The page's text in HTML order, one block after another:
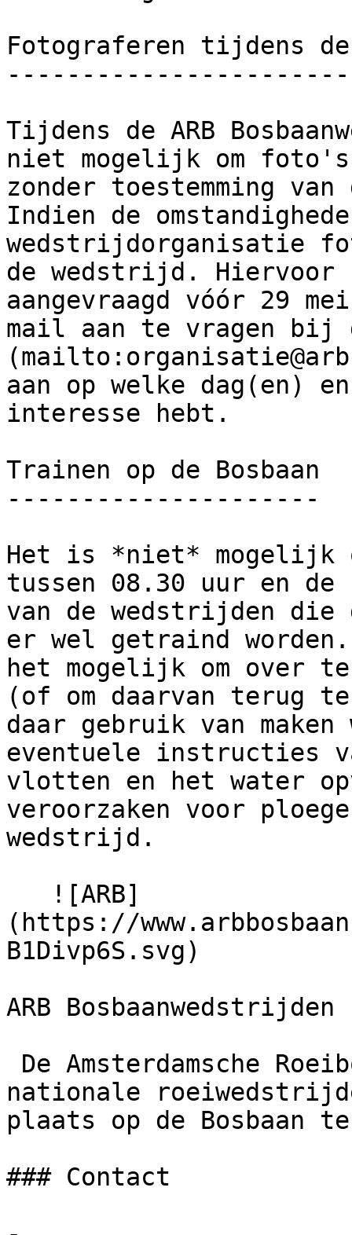
Fotograferen tijdens
Tijdens de ARB
niet mogelijk om foto's
zonder toestemming
Indien de
wedstrijdorganisatie
de wedstrijd. Hiervoor
aangevraagd vóór 29
mail aan te vragen bij
aan op welke dag(en)
interesse hebt.
Trainen op de Bosbaan
---------------------
Het is *niet* mogelijk
tussen 08.30 uur en
van de wedstrijden
er wel getraind
het mogelijk om over
(of om daarvan terug
daar gebruik van
eventuele instructies
vlotten en het water
veroorzaken voor
wedstrijd.
(https://
B1Divp6S.svg)
ARB Bosbaanwedstrijden
nationale
plaats op de Bosbaan
### Contact